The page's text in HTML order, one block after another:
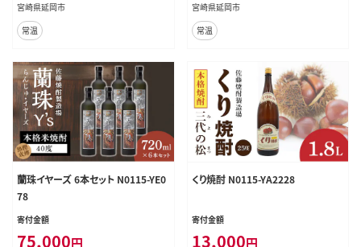
宮崎県延岡市
常温
宮崎県延岡市
常温
蘭珠イヤーズ 6本セット N0115-YE0
78
寄付金額
75,000円
くり焼酎 N0115-YA2228
寄付金額
13,000円